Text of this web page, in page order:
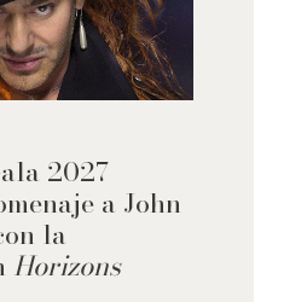
2027
a John
la
Horizons